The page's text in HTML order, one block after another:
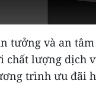
tưởng và an
chất lượng dịch
trình ưu đãi